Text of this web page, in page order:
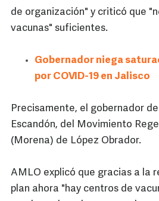
de organización" y criticó que
vacunas" suficientes.
Gobernador niega
por COVID-19 en Jalisco
Precisamente, el gobernador
Escandón, del Movimiento
(Morena) de López Obrador.
AMLO explicó que gracias a la
plan ahora "hay centros de